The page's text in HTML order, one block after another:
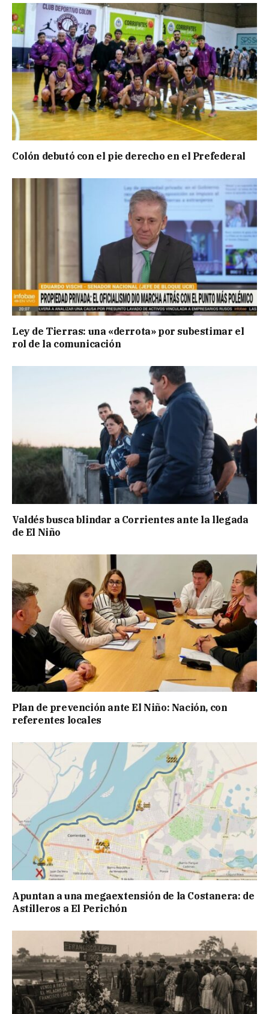
Colón debutó con el pie derecho en el Prefederal
Ley de Tierras: una «derrota» por subestimar el
rol de la comunicación
Valdés busca blindar a Corrientes ante la llegada
de El Niño
Plan de prevención ante El Niño: Nación, con
referentes locales
Apuntan a una megaextensión de la Costanera: de
Astilleros a El Perichón